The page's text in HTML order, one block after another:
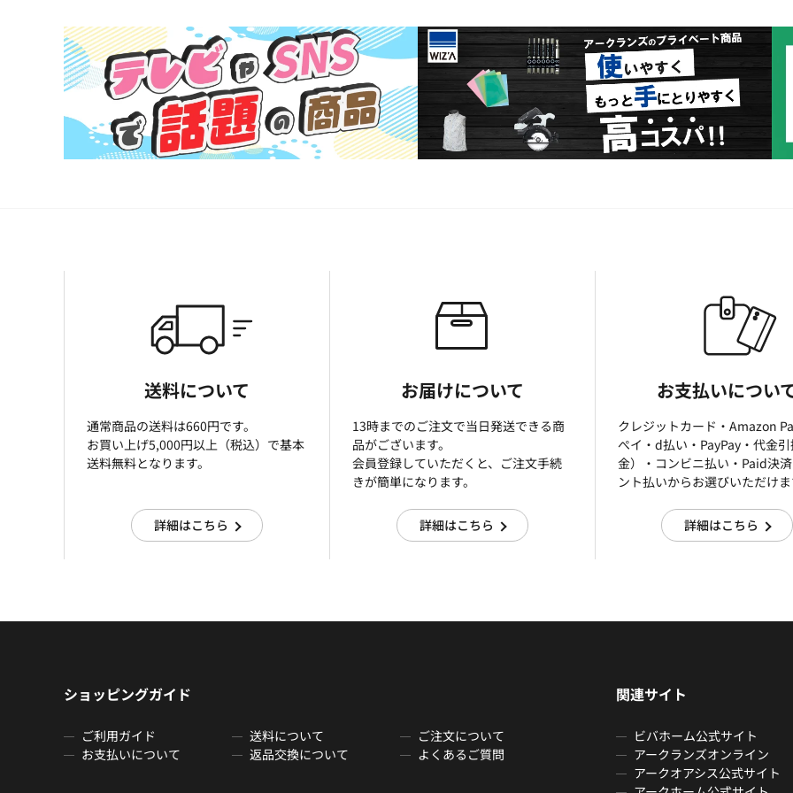
送料について
通常商品の送料は660円です。
お買い上げ5,000円以上（税込）で基本
送料無料となります。
詳細はこちら
お届けについて
13時までのご注文で当日発送できる商
品がございます。
会員登録していただくと、ご注文手続
きが簡単になります。
詳細はこちら
お支払いについ
クレジットカード・Amazon
ぺイ・d払い・PayPay・代金
金）・コンビニ払い・Paid決
ント払いからお選びいただけ
詳細はこちら
ショッピングガイド
ご利用ガイド 送料について
ご注文について
お支払いについて
返品交換について よくあるご質問
関連サイト
ビバホーム公式サイト
アークランズオンライン
アークオアシス公式サイト